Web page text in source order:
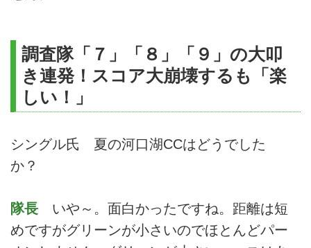
調査隊「７」「８」「９」の大叩
き連発！スコア大崩壊するも「楽
しい！」
シングル氏 夏の河口湖CCはどうでした
か？
隊長 いや～。面白かったですね。距離は短
めですがグリーンが小さいのでほとんどパー